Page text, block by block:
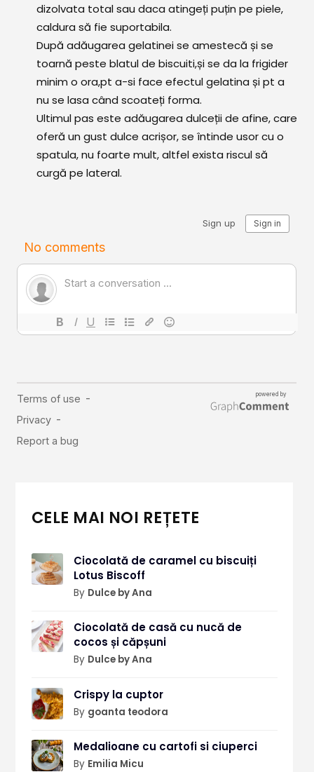
dizolvata total sau daca atingeți puțin pe piele,
caldura să fie suportabila.
După adăugarea gelatinei se amestecă și se
toarnă peste blatul de biscuiti,și se da la frigider
minim o ora,pt a-si face efectul gelatina și pt a
nu se lasa când scoateți forma.
Ultimul pas este adăugarea dulceții de afine, care
oferă un gust dulce acrișor, se întinde usor cu o
spatula, nu foarte mult, altfel exista riscul să
curgă pe lateral.
CELE MAI NOI REȚETE
Ciocolată de caramel cu biscuiți
Lotus Biscoff
By Dulce by Ana
Ciocolată de casă cu nucă de
cocos și căpșuni
By Dulce by Ana
Crispy la cuptor
By goanta teodora
Medalioane cu cartofi si ciuperci
By Emilia Micu